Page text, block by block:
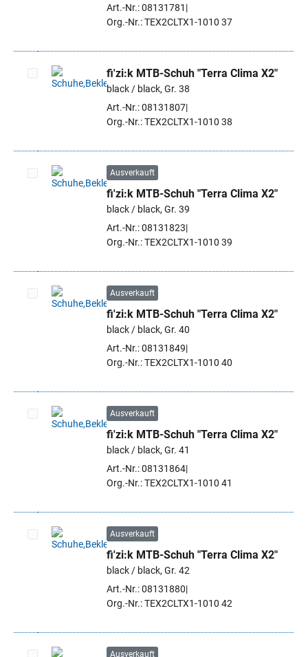
Art.-Nr.: 08131781
Org.-Nr.: TEX2CLTX1-1010 37
Artikel auswählen
fi'zi:k MTB-Schuh "Terra Clima X2"
black / black, Gr. 38
Art.-Nr.: 08131807
Org.-Nr.: TEX2CLTX1-1010 38
Artikel auswählen
Ausverkauft
fi'zi:k MTB-Schuh "Terra Clima X2"
black / black, Gr. 39
Art.-Nr.: 08131823
Org.-Nr.: TEX2CLTX1-1010 39
Artikel auswählen
Ausverkauft
fi'zi:k MTB-Schuh "Terra Clima X2"
black / black, Gr. 40
Art.-Nr.: 08131849
Org.-Nr.: TEX2CLTX1-1010 40
Artikel auswählen
Ausverkauft
fi'zi:k MTB-Schuh "Terra Clima X2"
black / black, Gr. 41
Art.-Nr.: 08131864
Org.-Nr.: TEX2CLTX1-1010 41
Artikel auswählen
Ausverkauft
fi'zi:k MTB-Schuh "Terra Clima X2"
black / black, Gr. 42
Art.-Nr.: 08131880
Org.-Nr.: TEX2CLTX1-1010 42
Ausverkauft